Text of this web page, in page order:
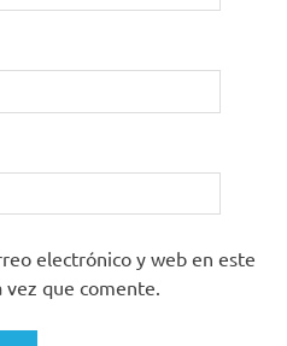
electrónico y web en este
vez que comente.